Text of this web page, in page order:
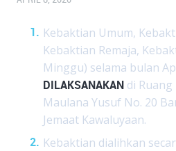
Kebaktian Umum,
Kebaktian Remaja,
Minggu) selama bulan
DILAKSANAKAN di Ruang
Maulana Yusuf No. 20
Jemaat Kawaluyaan.
Kebaktian dialihkan